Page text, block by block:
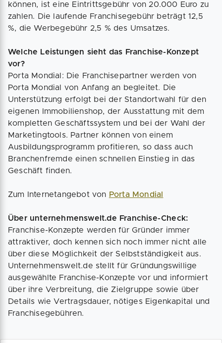
können, ist eine Eintrittsgebühr von 20.000 Euro zu
zahlen. Die laufende Franchisegebühr beträgt 12,5
%, die Werbegebühr 2,5 % des Umsatzes.
Welche Leistungen sieht das Franchise-Konzept
vor?
Porta Mondial: Die Franchisepartner werden von
Porta Mondial von Anfang an begleitet. Die
Unterstützung erfolgt bei der Standortwahl für den
eigenen Immobilienshop, der Ausstattung mit dem
kompletten Geschäftssystem und bei der Wahl der
Marketingtools. Partner können von einem
Ausbildungsprogramm profitieren, so dass auch
Branchenfremde einen schnellen Einstieg in das
Geschäft finden.
Zum Internetangebot von Porta Mondial
Über unternehmenswelt.de Franchise-Check:
Franchise-Konzepte werden für Gründer immer
attraktiver, doch kennen sich noch immer nicht alle
über diese Möglichkeit der Selbstständigkeit aus.
Unternehmenswelt.de stellt für Gründungswillige
ausgewählte Franchise-Konzepte vor und informiert
über ihre Verbreitung, die Zielgruppe sowie über
Details wie Vertragsdauer, nötiges Eigenkapital und
Franchisegebühren.